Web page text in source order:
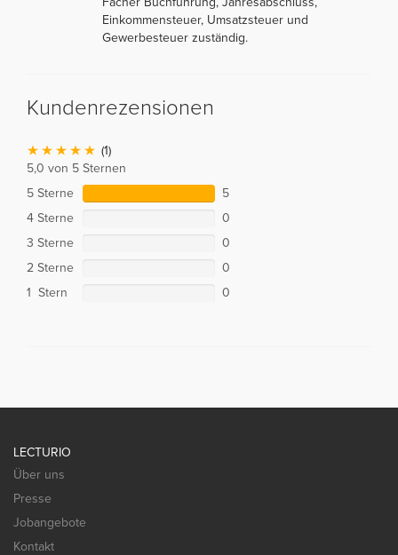
Einkommensteuer, Umsatzsteuer und
Gewerbesteuer zuständig.
Kundenrezensionen
(1)
5,0 von 5 Sternen
5 Sterne
5
4 Sterne
0
3 Sterne
0
2 Sterne
0
1 Stern
0
LECTURIO
Über uns
Presse
Jobangebote
Kontakt